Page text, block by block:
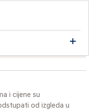
i cijene su
od izgleda u